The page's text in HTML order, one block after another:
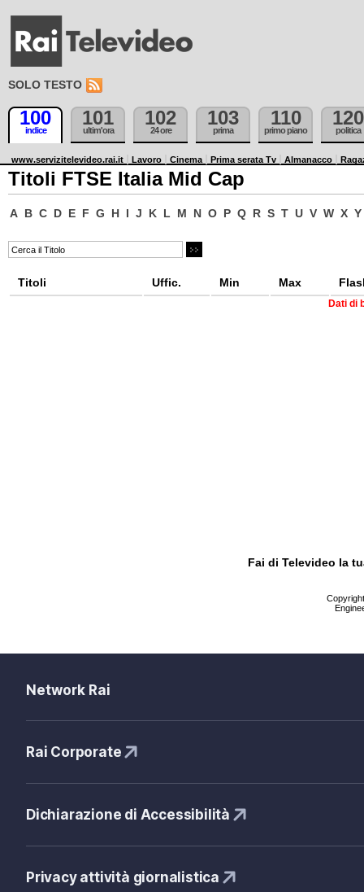
SOLO TESTO
100
indice
101
ultim'ora
102
24 ore
103
prima
110
primo piano
120
politica
www.servizitelevideo.rai.it Lavoro Cinema Prima serata Tv Almanacco
Titoli FTSE Italia Mid Cap
A B C D E F G H I J K L M N O P Q R S T U V W X Y
Titoli Uffic. Min Max
Dati di
Fai di Televideo la